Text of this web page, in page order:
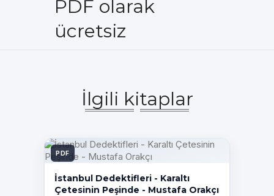
PDF olarak
ücretsiz
İlgili kitaplar
PDF
İstanbul Dedektifleri - Karaltı
Çetesinin Peşinde - Mustafa Orakçı